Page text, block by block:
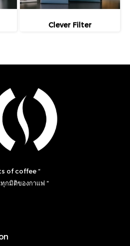
Clever Filter
of coffee “
ทุกมิติของกาแฟ “